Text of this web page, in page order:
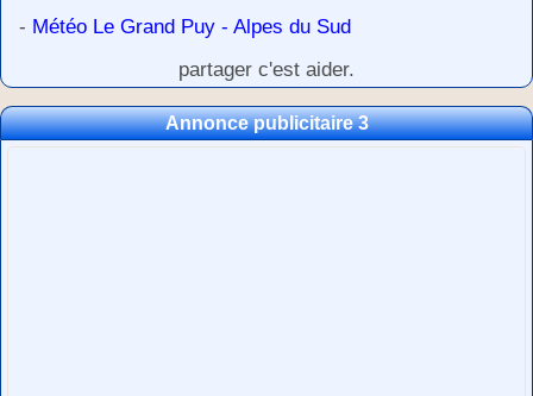
- Météo Le Grand Puy - Alpes du Sud
partager c'est aider.
Annonce publicitaire 3